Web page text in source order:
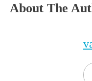
About The